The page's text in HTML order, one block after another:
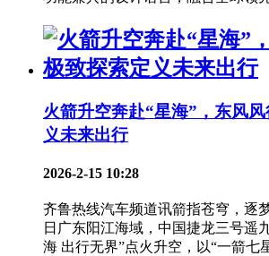
火箭升空奔赴“星海”，东风
义未来出行
2026-2-15 10:28
齐鲁热线汽车频道讯箭指苍穹，逐
日广东阳江海域，中国捷龙三号遥
海 出行无界”点火升空，以“一箭七